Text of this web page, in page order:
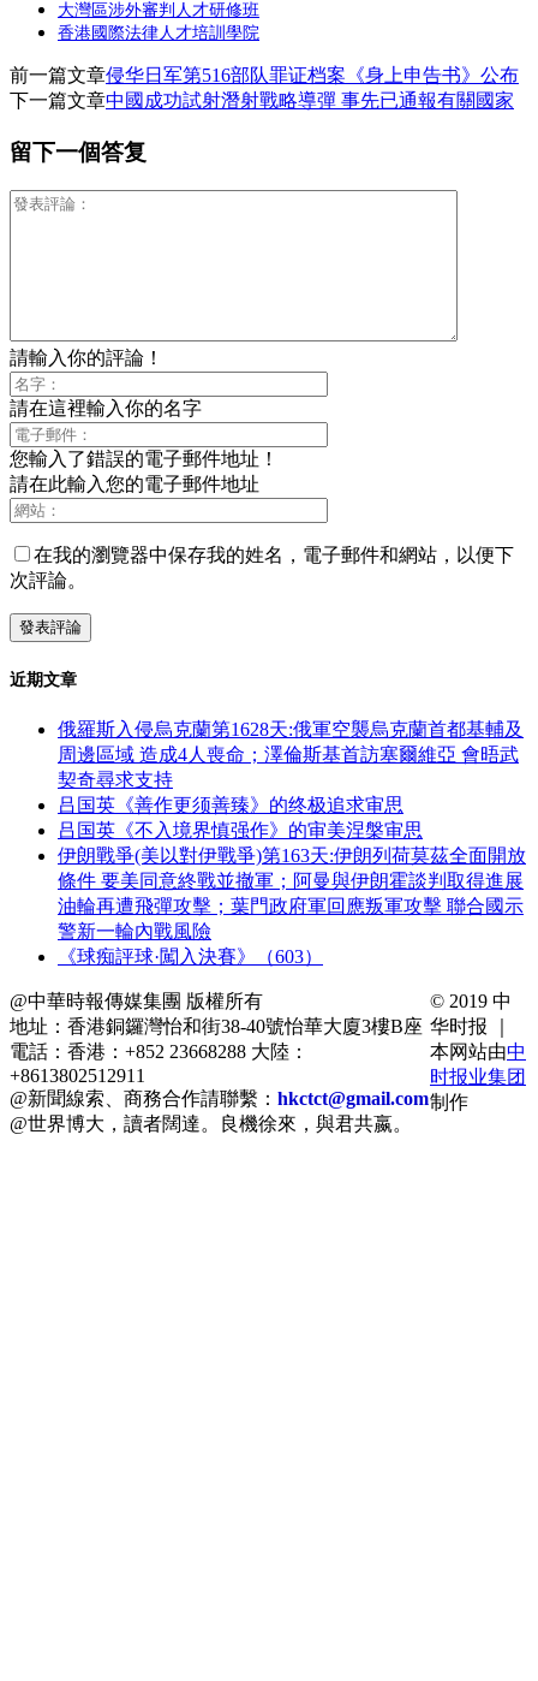
大灣區涉外審判人才研修班
香港國際法律人才培訓學院
前一篇文章侵华日军第516部队罪证档案《身上申告书》公布
下一篇文章中國成功試射潛射戰略導彈 事先已通報有關國家
留下一個答复
請輸入你的評論！
請在這裡輸入你的名字
您輸入了錯誤的電子郵件地址！
請在此輸入您的電子郵件地址
在我的瀏覽器中保存我的姓名，電子郵件和網站，以便下
次評論。
近期文章
俄羅斯入侵烏克蘭第1628天:俄軍空襲烏克蘭首都基輔及
周邊區域 造成4人喪命；澤倫斯基首訪塞爾維亞 會晤武
契奇尋求支持
吕国英《善作更须善臻》的终极追求审思
吕国英《不入境界慎强作》的审美涅槃审思
伊朗戰爭(美以對伊戰爭)第163天:伊朗列荷莫茲全面開放
條件 要美同意終戰並撤軍；阿曼與伊朗霍談判取得進展
油輪再遭飛彈攻擊；葉門政府軍回應叛軍攻擊 聯合國示
警新一輪內戰風險
《球痴評球·闖入決賽》（603）
@中華時報傳媒集團 版權所有
地址：香港銅鑼灣怡和街38-40號怡華大廈3樓B座
電話：香港：+852 23668288 大陸：
+8613802512911
@新聞線索、商務合作請聯繫： hkctct@gmail.com
@世界博大，讀者闊達。良機徐來，與君共嬴。
© 2019 中
华时报 ｜
本网站由中
时报业集团
制作